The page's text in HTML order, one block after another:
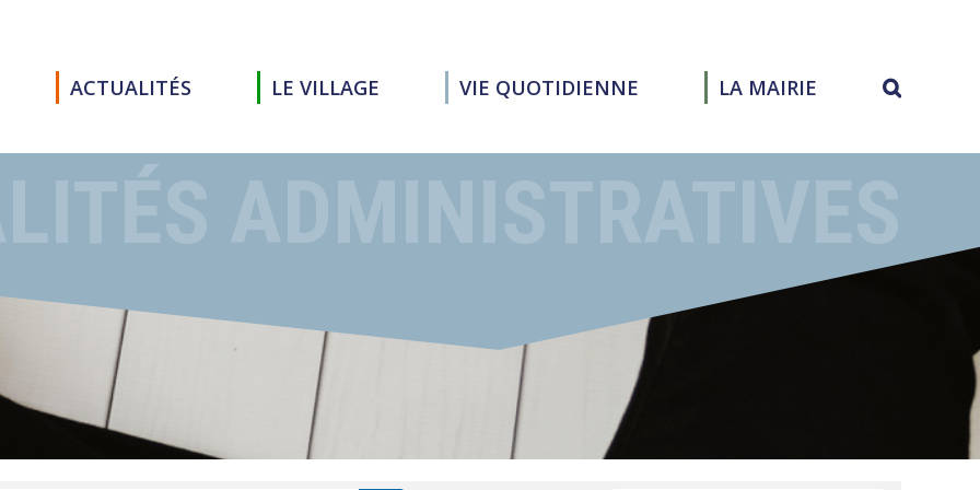
ACTUALITÉS LE VILLAGE VIE QUOTIDIENNE LA MAIRIE